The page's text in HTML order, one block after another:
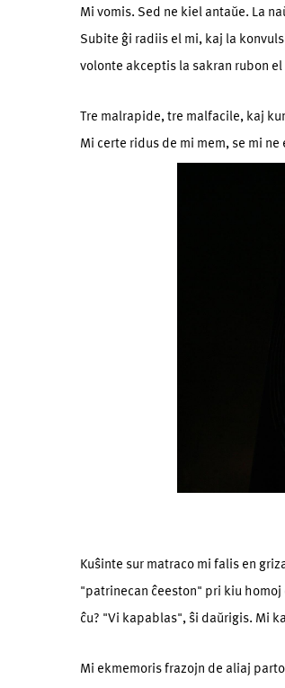
Mi vomis. Sed ne kiel antaŭe. La
Subite ĝi radiis el mi, kaj la
volonte akceptis la sakran rubon
Tre malrapide, tre malfacile, kaj
Mi certe ridus de mi mem, se mi
Kuŝinte sur matraco mi falis en
"patrinecan ĉeeston" pri kiu
ĉu? "Vi kapablas", ŝi daŭrigis. Mi
Mi ekmemoris frazojn de aliaj